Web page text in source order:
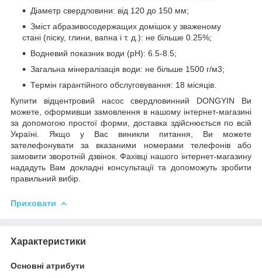
Діаметр свердловини: від 120 до 150 мм;
Зміст абразивосодержащих домішок у зваженому
стані (піску, глини, вапна і т. д.): не більше 0.25%;
Водневий показник води (рН): 6.5-8.5;
Загальна мінералізація води: не більше 1500 г/м3;
Термін гарантійного обслуговування: 18 місяців.
Купити відцентровий насос свердловинний DONGYIN Ви
можете, оформивши замовлення в нашому інтернет-магазині
за допомогою простої форми, доставка здійснюється по всій
Україні. Якщо у Вас виникли питання, Ви можете
зателефонувати за вказаними номерами телефонів або
замовити зворотній дзвінок. Фахівці нашого інтернет-магазину
нададуть Вам докладні консультації та допоможуть зробити
правильний вибір.
Приховати
Характеристики
Основні атрибути